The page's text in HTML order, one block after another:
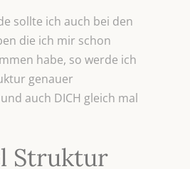
sollte ich auch bei den
die ich mir schon
habe, so werde ich
genauer
auch DICH gleich mal
Struktur